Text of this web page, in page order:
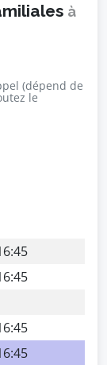
à
(dépend de
le